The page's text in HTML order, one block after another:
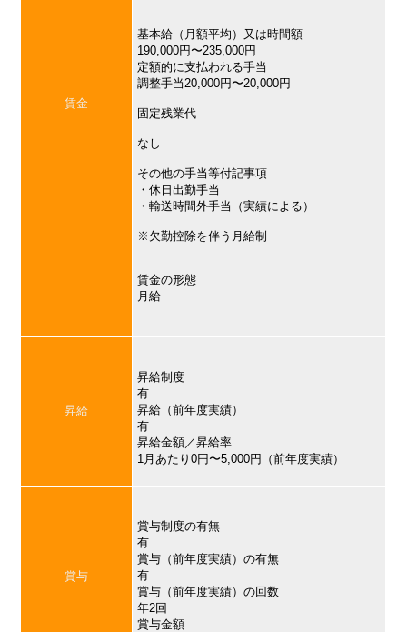
賃金
基本給（月額平均）又は時間額
190,000円〜235,000円
定額的に支払われる手当
調整手当20,000円〜20,000円
固定残業代
なし
その他の手当等付記事項
・休日出勤手当
・輸送時間外手当（実績による）
※欠勤控除を伴う月給制
賃金の形態
月給
昇給
昇給制度
有
昇給（前年度実績）
有
昇給金額／昇給率
1月あたり0円〜5,000円（前年度実績）
賞与
賞与制度の有無
有
賞与（前年度実績）の有無
有
賞与（前年度実績）の回数
年2回
賞与金額